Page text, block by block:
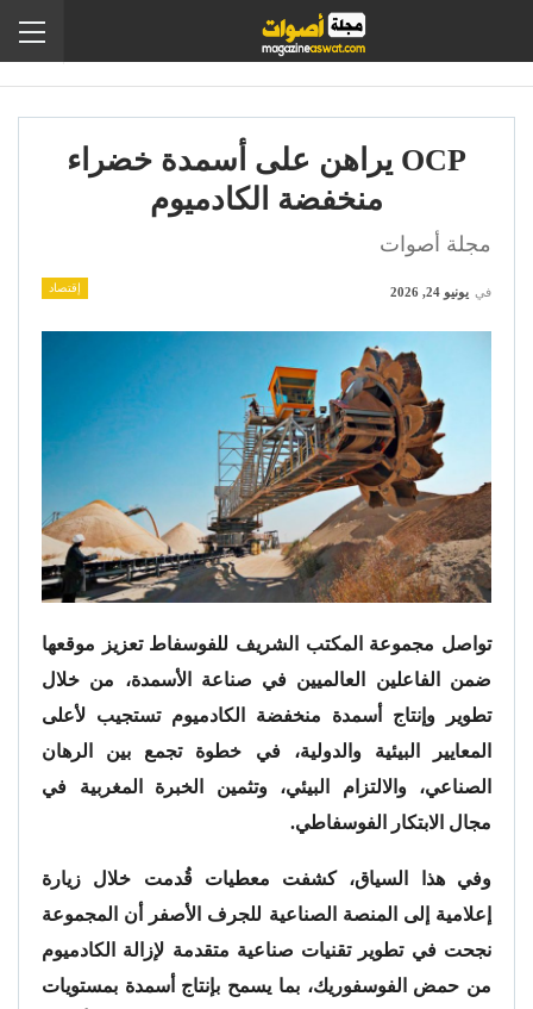
OCP يراهن على أسمدة خضراء
منخفضة الكادميوم
مجلة أصوات
إقتصاد في يونيو 24, 2026
تواصل مجموعة المكتب الشريف للفوسفاط تعزيز موقعها
ضمن الفاعلين العالميين في صناعة الأسمدة، من خلال
تطوير وإنتاج أسمدة منخفضة الكادميوم تستجيب لأعلى
المعايير البيئية والدولية، في خطوة تجمع بين الرهان
الصناعي، والالتزام البيئي، وتثمين الخبرة المغربية في
مجال الابتكار الفوسفاطي.
وفي هذا السياق، كشفت معطيات قُدمت خلال زيارة
إعلامية إلى المنصة الصناعية للجرف الأصفر أن المجموعة
نجحت في تطوير تقنيات صناعية متقدمة لإزالة الكادميوم
من حمض الفوسفوريك، بما يسمح بإنتاج أسمدة بمستويات